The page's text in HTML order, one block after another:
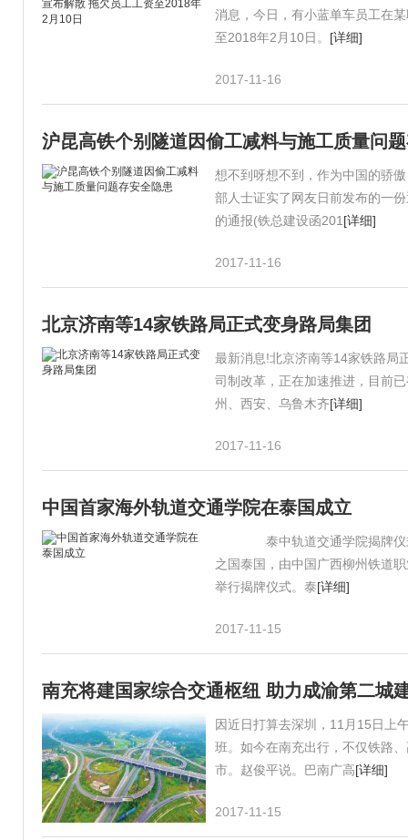
消息，今日，有小蓝单车员工在
至2018年2月10日。 [详细]
2017-11-16
沪昆高铁个别隧道因偷工减料与施工质量问
想不到呀想不到，作为中国的骄
部人士证实了网友日前发布的一
的通报(铁总建设函201 [详细]
2017-11-16
北京济南等14家铁路局正式变身路局集团
最新消息!北京济南等14家铁路局
司制改革，正在加速推进，目前
州、西安、乌鲁木齐[详细]
2017-11-16
中国首家海外轨道交通学院在泰国成立
泰中轨道交通学院揭牌仪式
之国泰国，由中国广西柳州铁道
举行揭牌仪式。泰[详细]
2017-11-15
南充将建国家综合交通枢纽 助力成渝第二城
因近日打算去深圳，11月15日上
班。如今在南充出行，不仅铁路
市。赵俊平说。巴南广高[详细]
2017-11-15